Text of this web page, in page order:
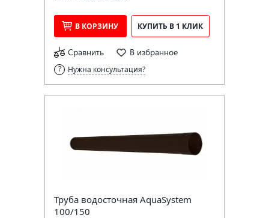
В КОРЗИНУ КУПИТЬ В 1 КЛИК
Сравнить В избранное
Нужна консультация?
Труба водосточная AquaSystem
100/150